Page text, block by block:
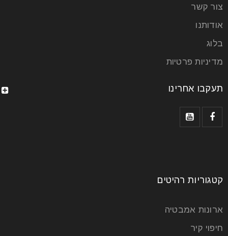
אנשים, הרי שהיום
פינת אוכל מעוצבת דגם גבריאל – סקירה
14 יול
צור קשר
אודותנו
בלוג
מדיניות פרטיות
תעקבו אחרינו
קטגוריות רהיטים
ארונות אמבטיה
חיפוי קיר